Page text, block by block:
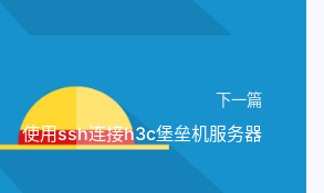
下一篇
使用ssh连接h3c堡垒机服务器